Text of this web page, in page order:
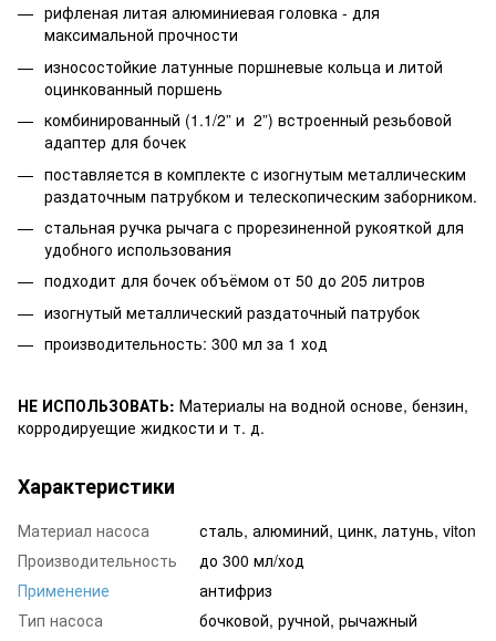
рифленая литая алюминиевая головка - для
максимальной прочности
износостойкие латунные поршневые кольца и литой
оцинкованный поршень
комбинированный (1.1/2” и 2”) встроенный резьбовой
адаптер для бочек
поставляется в комплекте с изогнутым металлическим
раздаточным патрубком и телескопическим заборником.
стальная ручка рычага с прорезиненной рукояткой для
удобного использования
подходит для бочек объёмом от 50 до 205 литров
изогнутый металлический раздаточный патрубок
производительность: 300 мл за 1 ход
НЕ ИСПОЛЬЗОВАТЬ: Материалы на водной основе, бензин,
корродируещие жидкости и т. д.
Характеристики
Материал насоса
сталь, алюминий, цинк, латунь, viton
Производительность
до 300 мл/ход
Применение
антифриз
Тип насоса
бочковой, ручной, рычажный